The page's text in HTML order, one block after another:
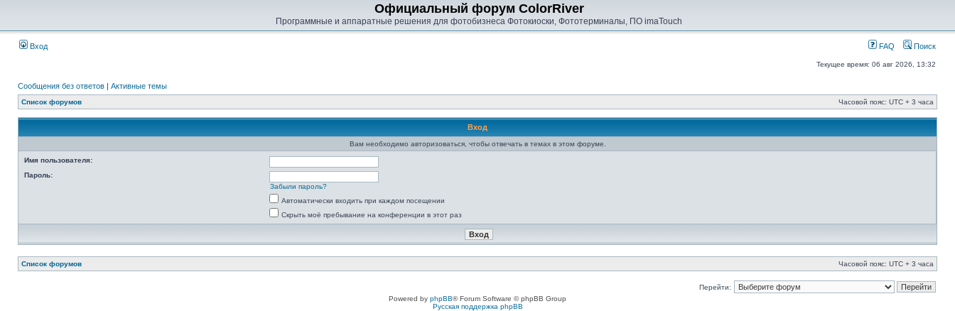
Официальный форум ColorRiver
Программные и аппаратные решения для фотобизнеса Фотокиоски, Фототерминалы, ПО imaTouch
Вход FAQ Поиск
Текущее время: 06 авг 2026, 13:32
Сообщения без ответов | Активные темы
Список форумов Часовой пояс: UTC + 3 часа
Вход
Вам необходимо авторизоваться, чтобы отвечать в темах в этом форуме.
Имя пользователя:
Пароль:
Забыли пароль?
Автоматически входить при каждом посещении
Скрыть моё пребывание на конференции в этот раз
Список форумов Часовой пояс: UTC + 3 часа
Перейти:
Powered by phpBB® Forum Software © phpBB Group
Русская поддержка phpBB